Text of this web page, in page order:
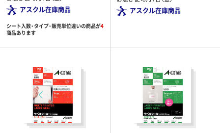
アスクル在庫商品
シート入数・タイプ・販売単位違いの商品が4
商品あります
アスクル在庫商品